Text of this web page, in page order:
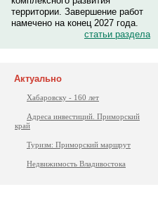
территории. Завершение работ
намечено на конец 2027 года.
статьи раздела
Актуально
Хабаровску - 160 лет
Адреса инвестиций. Приморский
край
Туризм: Приморский маршрут
Недвижимость Владивостока